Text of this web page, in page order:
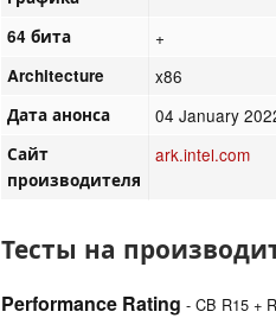
64 бита +
Architecture x86
Дата анонса 04 January
Сайт
производителя
ark.intel.com
Тесты на
Performance Rating - CB R15 +